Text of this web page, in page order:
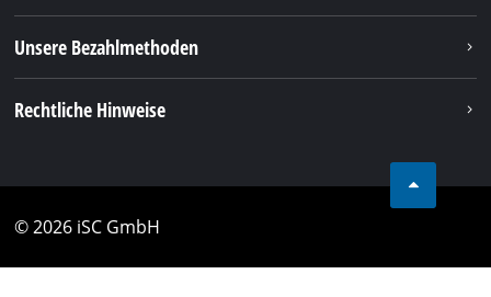
Unsere Bezahlmethoden
Rechtliche Hinweise
© 2026 iSC GmbH